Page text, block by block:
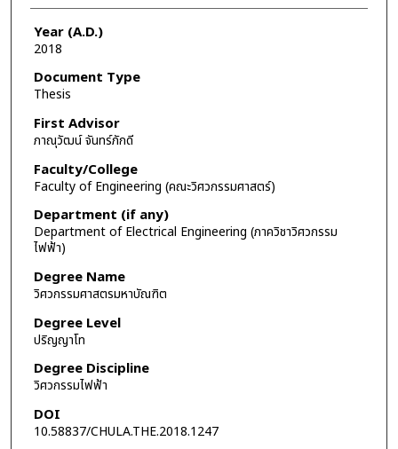
Year (A.D.)
2018
Document Type
Thesis
First Advisor
ภาณุวัฒน์ จันทร์ภักดี
Faculty/College
Faculty of Engineering (คณะวิศวกรรมศาสตร์)
Department (if any)
Department of Electrical Engineering (ภาควิชาวิศวกรรม
ไฟฟ้า)
Degree Name
วิศวกรรมศาสตรมหาบัณฑิต
Degree Level
ปริญญาโท
Degree Discipline
วิศวกรรมไฟฟ้า
DOI
10.58837/CHULA.THE.2018.1247